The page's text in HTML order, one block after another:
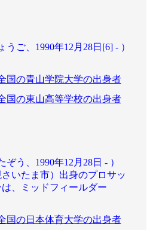
ご、1990年12月28日[6] - ）
国の青山学院大学の出身者
国の東山高等学校の出身者
う、1990年12月28日 - ）
いたま市）出身のプロサッ
、ミッドフィールダー
国の日本体育大学の出身者